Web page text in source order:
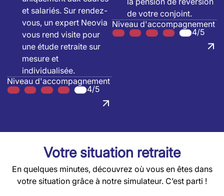
et salariés. Sur rendez-
vous, un expert Neovia
vous rend visite pour
une étude retraite sur
mesure et
individualisée.
Niveau d'accompagnement
4/5
de votre conjoint.
Niveau d'accompagnement
4/5
Votre situation retraite
En quelques minutes, découvrez où vous en êtes dans
votre situation grâce à notre simulateur. C’est parti !